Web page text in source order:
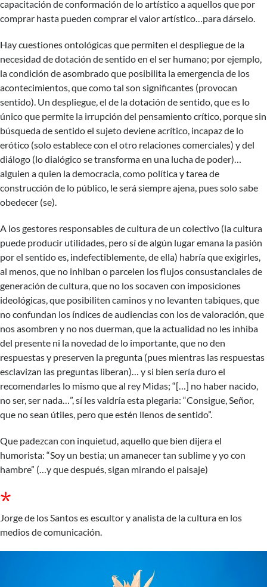
capacitación de conformación de lo artístico a aquellos que por
comprar hasta pueden comprar el valor artístico…para dárselo.
Hay cuestiones ontológicas que permiten el despliegue de la
necesidad de dotación de sentido en el ser humano; por ejemplo,
la condición de asombrado que posibilita la emergencia de los
acontecimientos, que como tal son significantes (provocan
sentido). Un despliegue, el de la dotación de sentido, que es lo
único que permite la irrupción del pensamiento crítico, porque sin
búsqueda de sentido el sujeto deviene acrítico, incapaz de lo
erótico (solo establece con el otro relaciones comerciales) y del
diálogo (lo dialógico se transforma en una lucha de poder)…
alguien a quien la democracia, como política y tarea de
construcción de lo público, le será siempre ajena, pues solo sabe
obedecer (se).
A los gestores responsables de cultura de un colectivo (la cultura
puede producir utilidades, pero sí de algún lugar emana la pasión
por el sentido es, indefectiblemente, de ella) habría que exigirles,
al menos, que no inhiban o parcelen los flujos consustanciales de
generación de cultura, que no los socaven con imposiciones
ideológicas, que posibiliten caminos y no levanten tabiques, que
no confundan los índices de audiencias con los de valoración, que
nos asombren y no nos duerman, que la actualidad no les inhiba
del presente ni la novedad de lo importante, que no den
respuestas y preserven la pregunta (pues mientras las respuestas
esclavizan las preguntas liberan)… y si bien sería duro el
recomendarles lo mismo que al rey Midas; “[…] no haber nacido,
no ser, ser nada…”, sí les valdría esta plegaria: “Consigue, Señor,
que no sean útiles, pero que estén llenos de sentido”.
Que padezcan con inquietud, aquello que bien dijera el
humorista: “Soy un bestia; un amanecer tan sublime y yo con
hambre” (…y que después, sigan mirando el paisaje)
*
Jorge de los Santos es escultor y analista de la cultura en los
medios de comunicación.